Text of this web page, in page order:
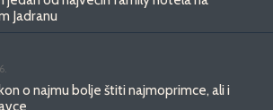
Jadranu
o najmu bolje štiti najmoprimce, ali i